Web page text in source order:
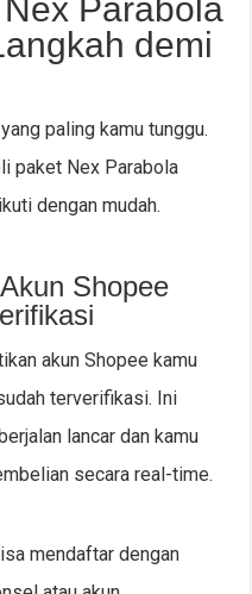
Parabola
demi
paling kamu tunggu.
paket Nex Parabola
dengan mudah.
Shopee
akun Shopee kamu
terverifikasi. Ini
lancar dan kamu
secara real-time.
mendaftar dengan